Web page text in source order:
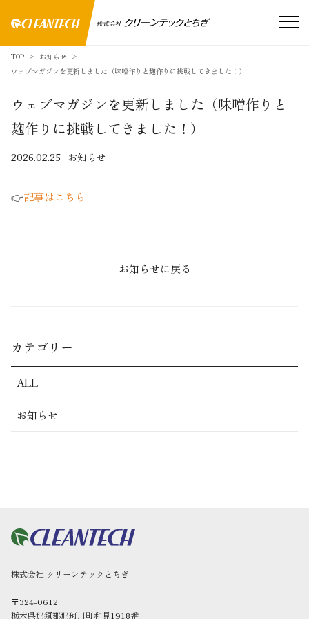
TOP
お知らせ
ウェブマガジンを更新しました（味噌作りと麹作りに挑戦してきました！）
カテゴリー
ALL
お知らせ
ウェブマガジンを更新しました（味噌作りと
麹作りに挑戦してきました！）
2026.02.25 お知らせ
👉記事はこちら
お知らせに戻る
株式会社 クリーンテックとちぎ
〒324-0612
栃木県那須郡那珂川町和見1918番